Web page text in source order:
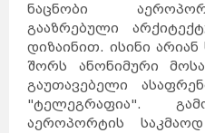
ნაცნობი
გააზრებული
დიზაინით. ისინი
შორს ანონიმური
გაუთავებელი
"ტელეგრაფია".
აეროპორტის